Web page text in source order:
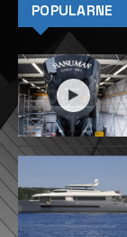
POPULARNE